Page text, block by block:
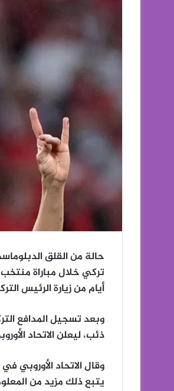
حالة من القلق
أيام من زيارة الرئيس
وبعد تسجيل المدافع
ذئب، ليعلن الاتحاد
وقال الاتحاد الأوروبي
يتبع ذلك مزيد من